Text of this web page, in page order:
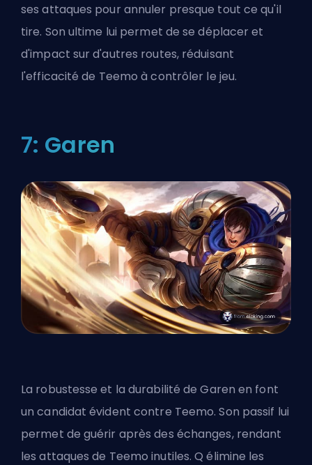
ses attaques pour annuler presque tout ce qu'il
tire. Son ultime lui permet de se déplacer et
d'impact sur d'autres routes, réduisant
l'efficacité de Teemo à contrôler le jeu.
7: Garen
La robustesse et la durabilité de Garen en font
un candidat évident contre Teemo. Son passif lui
permet de guérir après des échanges, rendant
les attaques de Teemo inutiles. Q élimine les